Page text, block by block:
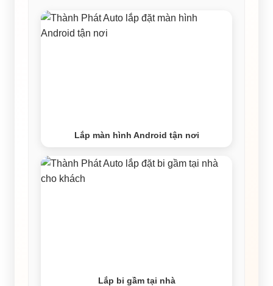
Lắp màn hình Android tận nơi
Lắp bi gầm tại nhà